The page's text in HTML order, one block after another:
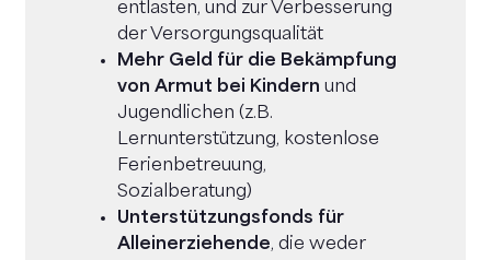
entlasten, und zur Verbesserung
der Versorgungsqualität
Mehr Geld für die Bekämpfung
von Armut bei Kindern und
Jugendlichen (z.B.
Lernunterstützung, kostenlose
Ferienbetreuung,
Sozialberatung)
Unterstützungsfonds für
Alleinerziehende, die weder